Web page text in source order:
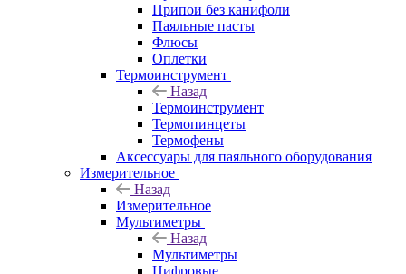
Припои без канифоли
Паяльные пасты
Флюсы
Оплетки
Термоинструмент
Назад
Термоинструмент
Термопинцеты
Термофены
Аксессуары для паяльного оборудования
Измерительное
Назад
Измерительное
Мультиметры
Назад
Мультиметры
Цифровые